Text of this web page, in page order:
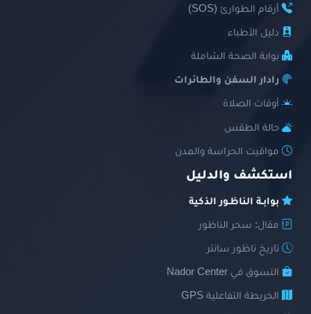
أرقام الطوارئ (SOS)
دليل الأطباء
بوابة الصحة الشاملة
رادار السفن والطائرات
أوقات الصلاة
حالة الطقس
مواقيت الحراسة والمدن
استكشف والدليل
بوابـة الناظـور الذكية
مقال: سحر الناظور
تاريخ ناظور سانتر
التسوق في Nador Center
الخريطة التفاعلية GPS